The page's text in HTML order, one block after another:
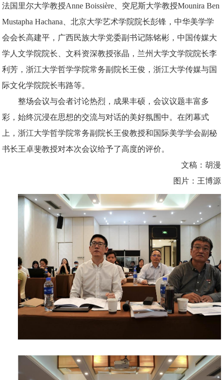
法国里尔大学教授Anne Boissière 突尼斯大学教授Mounira Ben
Mustapha Hachana 、北京大学艺术学院院长彭锋，中华美学学
会会长高建平， 广西民族大学党委副书记陈铭彬， 中国传媒大
学人文学院院长 、文科资深教授张晶 ， 兰州大学文学院院长李
利芳 ，浙江大学哲学学院常务副院长王俊 ，浙江大学传媒与国
际文化学院院长韦路等。
整场会议与会者讨论热烈，成果丰硕，会议议题丰富多
彩，始终沉浸在思想的交流与对话的美好氛围中。在闭幕式
上，浙江大学哲学院常务副院长王俊教授和国际美学学会副秘
书长王卓斐教授对本次会议给予了高度的评价。
文稿：胡漫
图片：王博源